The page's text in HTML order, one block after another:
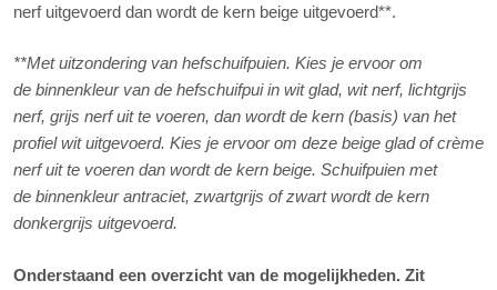
nerf uitgevoerd dan wordt de kern beige uitgevoerd**.
**Met uitzondering van hefschuifpuien. Kies je ervoor om
de binnenkleur van de hefschuifpui in wit glad, wit nerf, lichtgrijs
nerf, grijs nerf uit te voeren, dan wordt de kern (basis) van het
profiel wit uitgevoerd. Kies je ervoor om deze beige glad of crème
nerf uit te voeren dan wordt de kern beige. Schuifpuien met
de binnenkleur antraciet, zwartgrijs of zwart wordt de kern
donkergrijs uitgevoerd.
Onderstaand een overzicht van de mogelijkheden. Zit